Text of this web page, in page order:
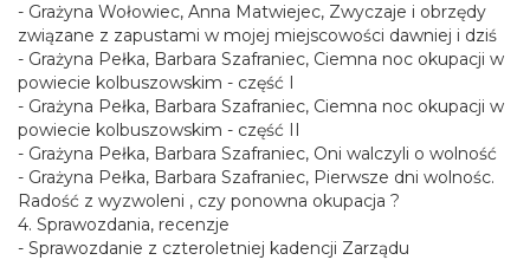
- Grażyna Wołowiec, Anna Matwiejec, Zwyczaje i obrzędy
związane z zapustami w mojej miejscowości dawniej i dziś
- Grażyna Pełka, Barbara Szafraniec, Ciemna noc okupacji w
powiecie kolbuszowskim - część I
- Grażyna Pełka, Barbara Szafraniec, Ciemna noc okupacji w
powiecie kolbuszowskim - część II
- Grażyna Pełka, Barbara Szafraniec, Oni walczyli o wolność
- Grażyna Pełka, Barbara Szafraniec, Pierwsze dni wolnośc.
Radość z wyzwoleni , czy ponowna okupacja ?
4. Sprawozdania, recenzje
- Sprawozdanie z czteroletniej kadencji Zarządu